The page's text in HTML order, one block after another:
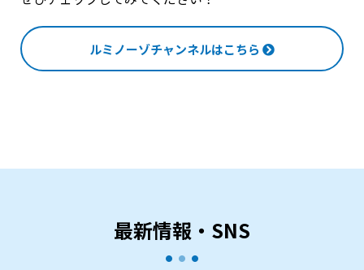
ルミノーゾチャンネルはこちら
最新情報・SNS